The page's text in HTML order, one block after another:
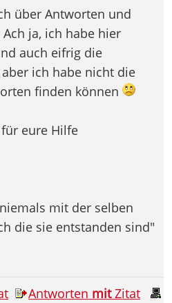
über Antworten und
ja, ich habe hier
auch eifrig die
ich habe nicht die
finden können
eure Hilfe
mit der selben
die sie entstanden sind"
Antworten mitZitat